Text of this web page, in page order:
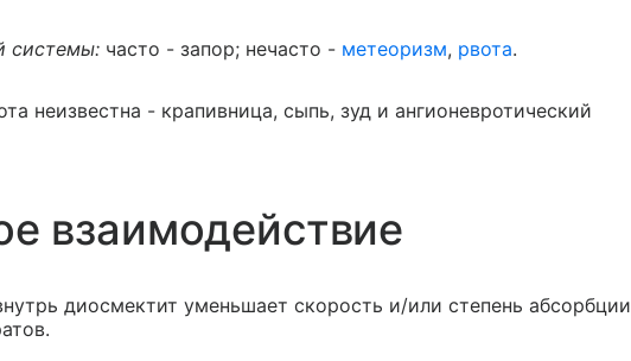
системы: часто - запор; нечасто - метеоризм, рвота.
неизвестна - крапивница, сыпь, зуд и ангионевротический
взаимодействие
диосмектит уменьшает скорость и/или степень абсорбции